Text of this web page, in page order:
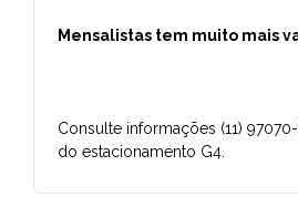
Mensalistas tem muito mais
Consulte informações (11)
do estacionamento G4.